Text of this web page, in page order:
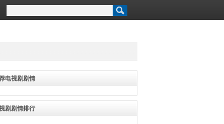
电视剧剧情
剧剧情排行